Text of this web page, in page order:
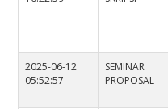
2025-06-12
05:52:57
SEMINAR
PROPOSAL